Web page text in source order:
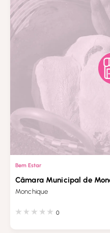
Bem Estar
Câmara Municipal de
Monchique
0